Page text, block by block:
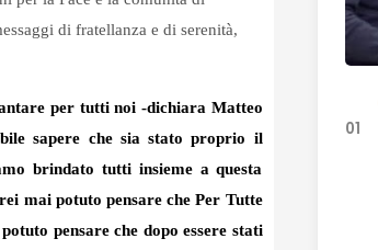
di fratellanza e di serenità,
per tutti noi -dichiara Matteo
sapere che sia stato proprio il
brindato tutti insieme a questa
mai potuto pensare che Per Tutte
pensare che dopo essere stati